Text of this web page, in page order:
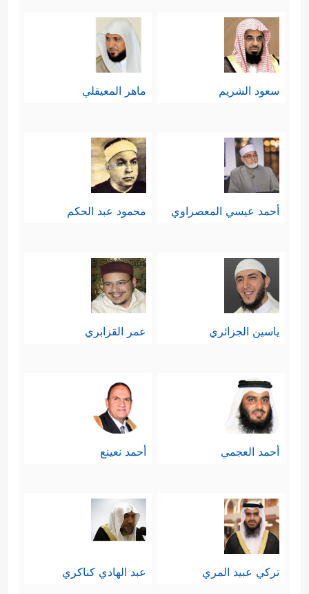
سعود الشريم ماهر المعيقلي
أحمد عيسي المعصراوي محمود عبد الحكم
ياسين الجزائري عمر القزابري
أحمد العجمي أحمد نعينع
تركي عبيد المري عبد الهادي كناكري